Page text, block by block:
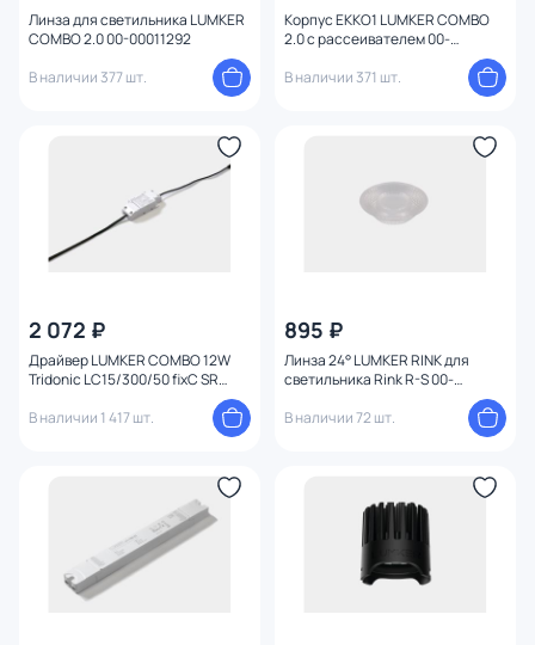
Линза для светильника LUMKER
COMBO 2.0 00-00011292
В наличии 377 шт.
Корпус EKKO1 LUMKER COMBO
2.0 с рассеивателем 00-
В наличии 371 шт.
2 072 ₽
Драйвер LUMKER COMBO 12W
Tridonic LC15/300/50 fixC SR
В наличии 1 417 шт.
895 ₽
Линза 24° LUMKER RINK для
светильника Rink R-S 00-
В наличии 72 шт.